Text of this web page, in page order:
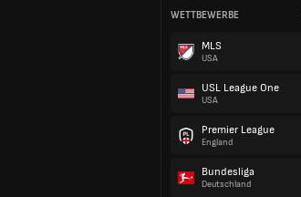
WETTBEWERBE
MLS
USA
USL League One
USA
Premier League
England
Bundesliga
Deutschland